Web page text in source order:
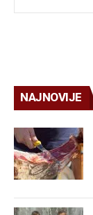
NAJNOVIJE